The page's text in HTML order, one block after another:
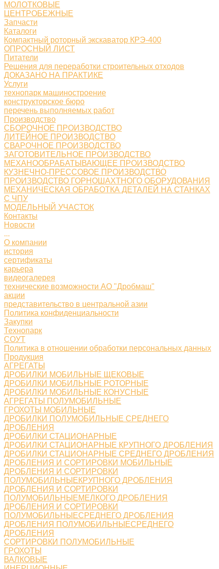
МОЛОТКОВЫЕ
ЦЕНТРОБЕЖНЫЕ
Запчасти
Каталоги
Компактный роторный экскаватор КРЭ-400
ОПРОСНЫЙ ЛИСТ
Питатели
Решения для переработки строительных отходов
ДОКАЗАНО НА ПРАКТИКЕ
Услуги
технопарк машиностроение
конструкторское бюро
перечень выполняемых работ
Производство
СБОРОЧНОЕ ПРОИЗВОДСТВО
ЛИТЕЙНОЕ ПРОИЗВОДСТВО
СВАРОЧНОЕ ПРОИЗВОДСТВО
ЗАГОТОВИТЕЛЬНОЕ ПРОИЗВОДСТВО
МЕХАНООБРАБАТЫВАЮЩЕЕ ПРОИЗВОДСТВО
КУЗНЕЧНО-ПРЕССОВОЕ ПРОИЗВОДСТВО
ПРОИЗВОДСТВО ГОРНОШАХТНОГО ОБОРУДОВАНИЯ
МЕХАНИЧЕСКАЯ ОБРАБОТКА ДЕТАЛЕЙ НА СТАНКАХ
С ЧПУ
МОДЕЛЬНЫЙ УЧАСТОК
Контакты
Новости
...
О компании
история
сертификаты
карьера
видеогалерея
технические возможности АО "Дробмаш"
акции
представительство в центральной азии
Политика конфиденциальности
Закупки
Технопарк
СОУТ
Политика в отношении обработки персональных данных
Продукция
АГРЕГАТЫ
ДРОБИЛКИ МОБИЛЬНЫЕ ЩЕКОВЫЕ
ДРОБИЛКИ МОБИЛЬНЫЕ РОТОРНЫЕ
ДРОБИЛКИ МОБИЛЬНЫЕ КОНУСНЫЕ
АГРЕГАТЫ ПОЛУМОБИЛЬНЫЕ
ГРОХОТЫ МОБИЛЬНЫЕ
ДРОБИЛКИ ПОЛУМОБИЛЬНЫЕ СРЕДНЕГО
ДРОБЛЕНИЯ
ДРОБИЛКИ СТАЦИОНАРНЫЕ
ДРОБИЛКИ СТАЦИОНАРНЫЕ КРУПНОГО ДРОБЛЕНИЯ
ДРОБИЛКИ СТАЦИОНАРНЫЕ СРЕДНЕГО ДРОБЛЕНИЯ
ДРОБЛЕНИЯ И СОРТИРОВКИ МОБИЛЬНЫЕ
ДРОБЛЕНИЯ И СОРТИРОВКИ
ПОЛУМОБИЛЬНЫЕКРУПНОГО ДРОБЛЕНИЯ
ДРОБЛЕНИЯ И СОРТИРОВКИ
ПОЛУМОБИЛЬНЫЕМЕЛКОГО ДРОБЛЕНИЯ
ДРОБЛЕНИЯ И СОРТИРОВКИ
ПОЛУМОБИЛЬНЫЕСРЕДНЕГО ДРОБЛЕНИЯ
ДРОБЛЕНИЯ ПОЛУМОБИЛЬНЫЕСРЕДНЕГО
ДРОБЛЕНИЯ
СОРТИРОВКИ ПОЛУМОБИЛЬНЫЕ
ГРОХОТЫ
ВАЛКОВЫЕ